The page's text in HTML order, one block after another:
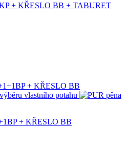
+ KŘESLO BB + TABURET
+ KŘESLO BB